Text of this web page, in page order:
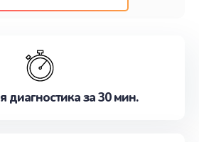
диагностика за 30 мин.